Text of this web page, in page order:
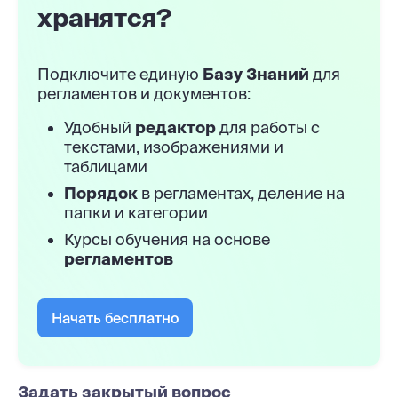
хранятся?
Подключите единую Базу Знаний для
регламентов и документов:
Удобный редактордля работы с
текстами, изображениями и
таблицами
Порядок в регламентах, деление на
папки и категории
Курсы обучения на основе
регламентов
Начать бесплатно
Задать закрытый вопрос